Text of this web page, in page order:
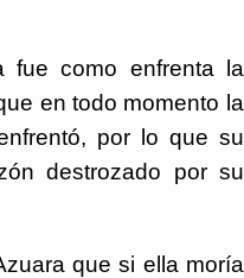
fue como enfrenta la
en todo momento la
por lo que su
destrozado por su
que si ella moría